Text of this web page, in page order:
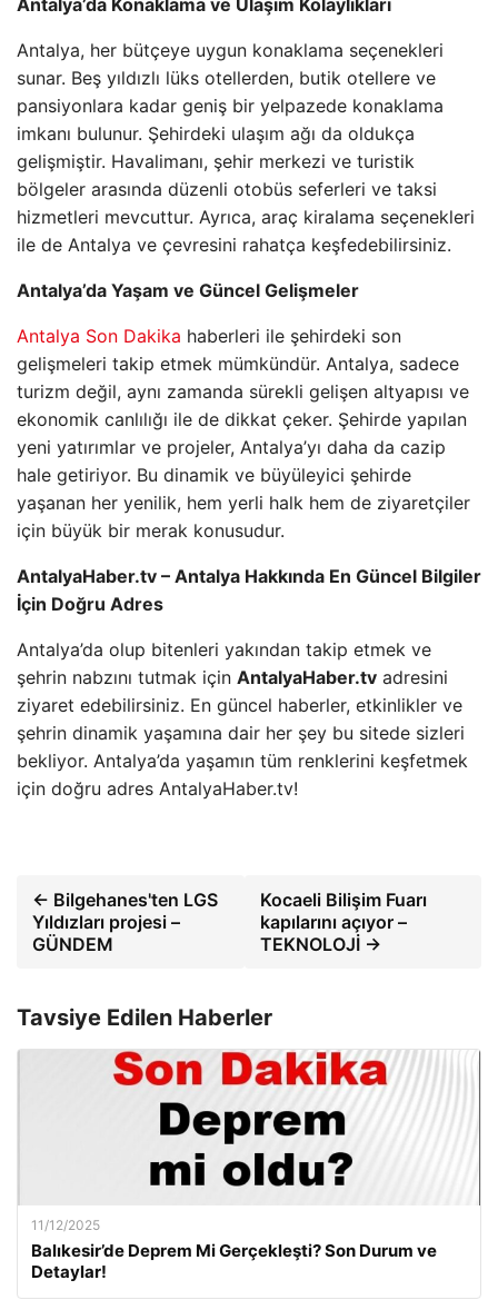
Antalya’da Konaklama ve Ulaşım Kolaylıkları
Antalya, her bütçeye uygun konaklama seçenekleri
sunar. Beş yıldızlı lüks otellerden, butik otellere ve
pansiyonlara kadar geniş bir yelpazede konaklama
imkanı bulunur. Şehirdeki ulaşım ağı da oldukça
gelişmiştir. Havalimanı, şehir merkezi ve turistik
bölgeler arasında düzenli otobüs seferleri ve taksi
hizmetleri mevcuttur. Ayrıca, araç kiralama seçenekleri
ile de Antalya ve çevresini rahatça keşfedebilirsiniz.
Antalya’da Yaşam ve Güncel Gelişmeler
Antalya Son Dakika haberleri ile şehirdeki son
gelişmeleri takip etmek mümkündür. Antalya, sadece
turizm değil, aynı zamanda sürekli gelişen altyapısı ve
ekonomik canlılığı ile de dikkat çeker. Şehirde yapılan
yeni yatırımlar ve projeler, Antalya’yı daha da cazip
hale getiriyor. Bu dinamik ve büyüleyici şehirde
yaşanan her yenilik, hem yerli halk hem de ziyaretçiler
için büyük bir merak konusudur.
AntalyaHaber.tv – Antalya Hakkında En Güncel Bilgiler
İçin Doğru Adres
Antalya’da olup bitenleri yakından takip etmek ve
şehrin nabzını tutmak için AntalyaHaber.tv adresini
ziyaret edebilirsiniz. En güncel haberler, etkinlikler ve
şehrin dinamik yaşamına dair her şey bu sitede sizleri
bekliyor. Antalya’da yaşamın tüm renklerini keşfetmek
için doğru adres AntalyaHaber.tv!
← Bilgehanes'ten LGS
Yıldızları projesi –
GÜNDEM
Kocaeli Bilişim Fuarı
kapılarını açıyor –
TEKNOLOJİ →
Tavsiye Edilen Haberler
11/12/2025
Balıkesir’de Deprem Mi Gerçekleşti? Son Durum ve
Detaylar!